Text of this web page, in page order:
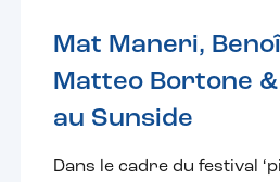
Mat Maneri,
Matteo Bortone
au Sunside
Dans le cadre du festival